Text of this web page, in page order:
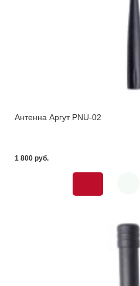
Антенна Аргут PNU-02
1 800 pуб.